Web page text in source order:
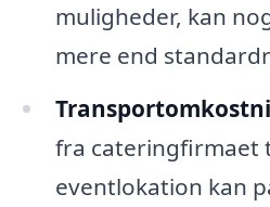
muligheder, kan
mere end
fra cateringfirmaet
eventlokation kan